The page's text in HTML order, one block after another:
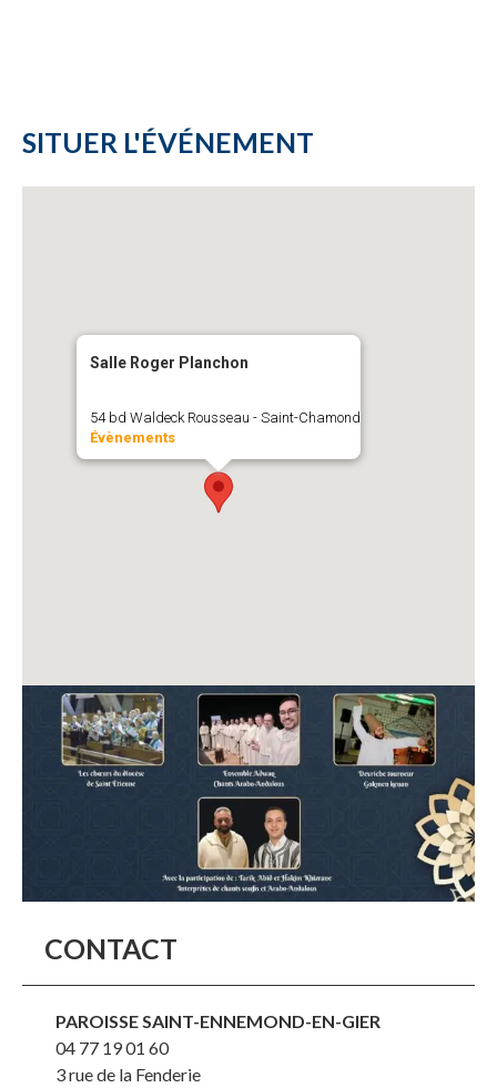
SITUER L'ÉVÉNEMENT
Salle Roger Planchon
54 bd Waldeck Rousseau - Saint-Chamond
Évènements
CONTACT
PAROISSE SAINT-ENNEMOND-EN-GIER
04 77 19 01 60
3 rue de la Fenderie